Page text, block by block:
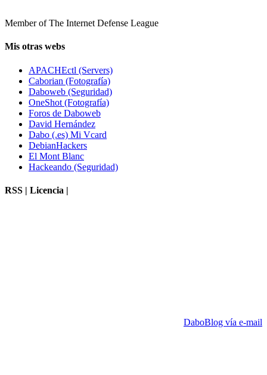
Member of The Internet Defense League
Mis otras webs
APACHEctl (Servers)
Caborian (Fotografía)
Daboweb (Seguridad)
OneShot (Fotografía)
Foros de Daboweb
David Hernández
Dabo (.es) Mi Vcard
DebianHackers
El Mont Blanc
Hackeando (Seguridad)
RSS | Licencia |
DaboBlog vía e-mail